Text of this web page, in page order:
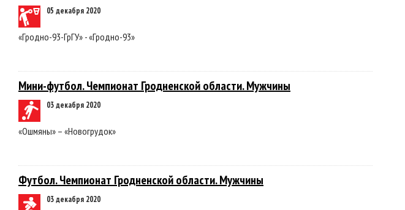
05 декабря 2020
«Гродно-93-ГрГУ» - «Гродно-93»
Мини-футбол. Чемпионат Гродненской области. Мужчины
03 декабря 2020
«Ошмяны» – «Новогрудок»
Футбол. Чемпионат Гродненской области. Мужчины
03 декабря 2020